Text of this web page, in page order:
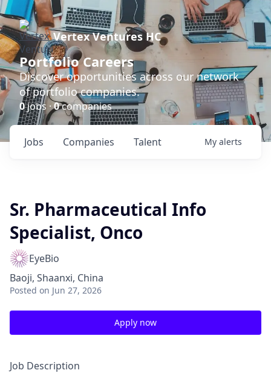
Vertex Ventures HC
Portfolio Careers
Discover opportunities across our network
of portfolio companies.
0jobs ·0companies
Jobs Companies Talent My alerts
Sr. Pharmaceutical Info
Specialist, Onco
EyeBio
Baoji, Shaanxi, China
Posted on Jun 27, 2026
Apply now
Job Description